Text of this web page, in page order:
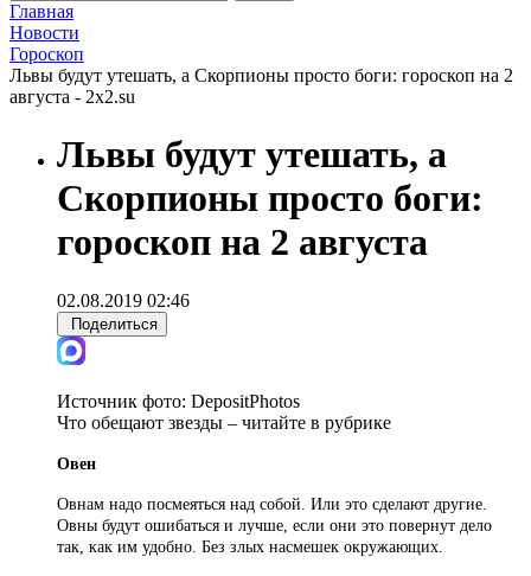
Главная
Новости
Гороскоп
Львы будут утешать, а Скорпионы просто боги: гороскоп на 2
августа - 2x2.su
Львы будут утешать, а
Скорпионы просто боги:
гороскоп на 2 августа
02.08.2019 02:46
Поделиться
Источник фото: DepositPhotos
Что обещают звезды – читайте в рубрике
Овен
Овнам надо посмеяться над собой. Или это сделают другие.
Овны будут ошибаться и лучше, если они это повернут дело
так, как им удобно. Без злых насмешек окружающих.